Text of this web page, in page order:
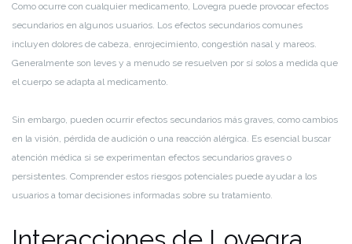
Como ocurre con cualquier medicamento, Lovegra puede provocar efectos
secundarios en algunos usuarios. Los efectos secundarios comunes
incluyen dolores de cabeza, enrojecimiento, congestión nasal y mareos.
Generalmente son leves y a menudo se resuelven por sí solos a medida que
el cuerpo se adapta al medicamento.
Sin embargo, pueden ocurrir efectos secundarios más graves, como cambios
en la visión, pérdida de audición o una reacción alérgica. Es esencial buscar
atención médica si se experimentan efectos secundarios graves o
persistentes. Comprender estos riesgos potenciales puede ayudar a los
usuarios a tomar decisiones informadas sobre su tratamiento.